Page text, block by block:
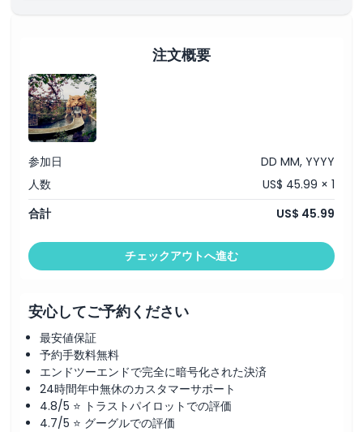
ハイライト
含まれるもの
子供／大人ポリシー
除外事項
営業時間
注意事項
場所
引換方法
注文概要
参加日
DD MM, YYYY
人数
US$ 45.99 × 1
合計
US$ 45.99
チェックアウトへ進む
安心してご予約ください
最安値保証
予約手数料無料
エンドツーエンドで完全に暗号化された決済
24時間年中無休のカスタマーサポート
4.8/5 ⭐ トラストパイロットでの評価
4.7/5 ⭐ グーグルでの評価